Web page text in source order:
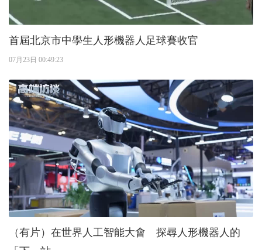
首屆北京市中學生人形機器人足球賽收官
07月23日 00:49:23
（有片）在世界人工智能大會 探尋人形機器人的